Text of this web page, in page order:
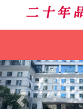
Previous